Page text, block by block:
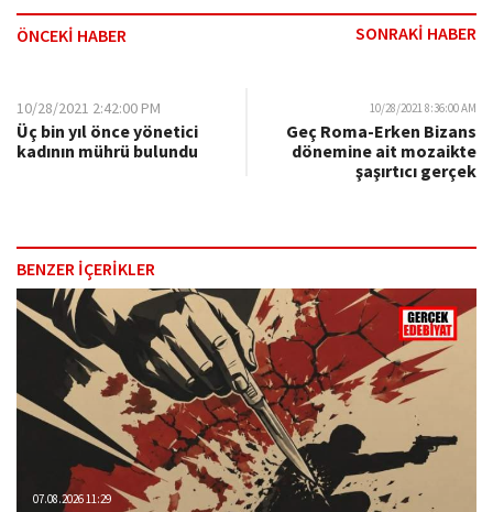
ÖNCEKİ HABER SONRAKİ HABER
10/28/2021 2:42:00 PM
Üç bin yıl önce yönetici
kadının mührü bulundu
10/28/2021 8:36:00 AM
Geç Roma-Erken Bizans
dönemine ait mozaikte
şaşırtıcı gerçek
BENZER İÇERİKLER
07.08.2026 11:29